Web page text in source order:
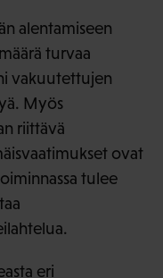
alentamiseen
turvaa
vakuutettujen
Myös
riittävä
ovat
tulee
eri